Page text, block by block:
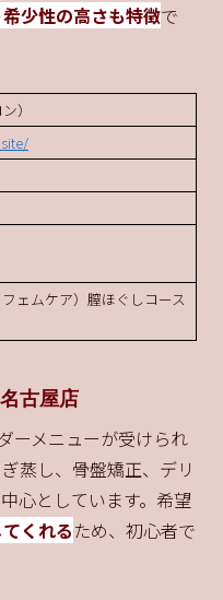
少性の高さも特徴で
）
ェムケア）膣ほぐしコース
古屋店
ーメニューが受けられ
蒸し、骨盤矯正、デリ
心としています。希望
くれるため、初心者で